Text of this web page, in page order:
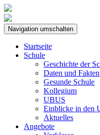
Navigation umschalten
Startseite
Schule
Geschichte der
Daten und Fakten
Gesunde Schule
Kollegium
UBUS
Einblicke in den
Aktuelles
Angebote